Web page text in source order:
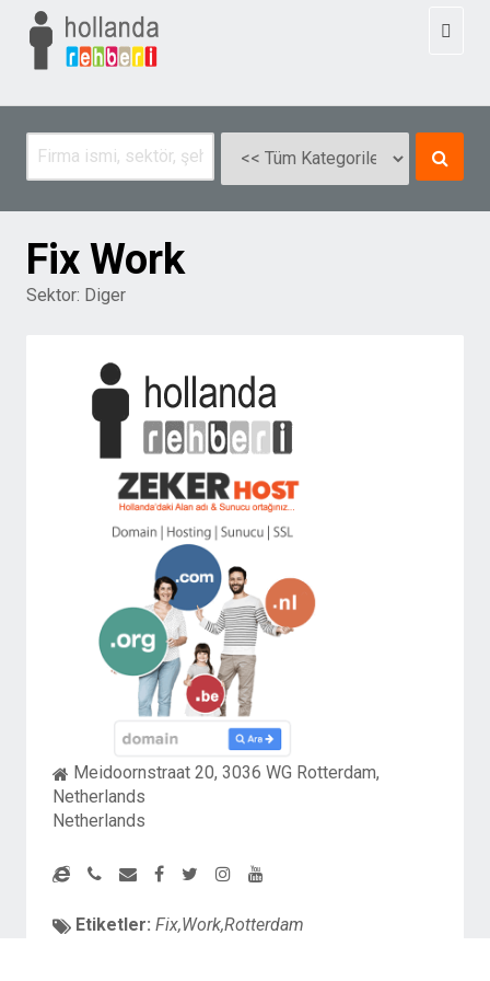
Fix Work
Sektor: Diger
Meidoornstraat 20, 3036 WG Rotterdam,
Netherlands
Netherlands
Etiketler: Fix,Work,Rotterdam